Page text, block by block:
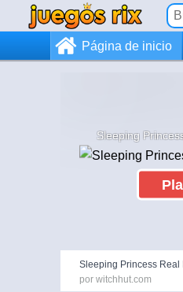
Página de inicio
Sleeping
Sleeping Princess Real
por witchhut.com